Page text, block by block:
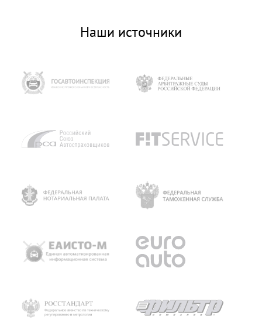
Наши источники